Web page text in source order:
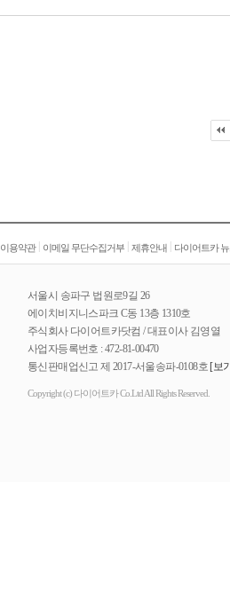
이용약관| 이메일 무단수집거부 제휴안내 다이어트카
서울시 송파구 법원로9길 26
에이치비지니스파크 C동 13층 1310호
주식회사 다이어트카닷컴 / 대표이사 김영열
사업자등록번호 : 472-81-00470
통신판매업신고 제 2017-서울송파-0108호 [보
Copyright (c) 다이어트카 Co.Ltd All Rights Reserved.